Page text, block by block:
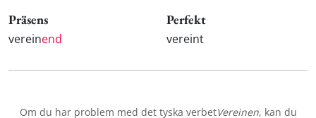
Präsens
vereinend
Perfekt
vereint
Om du har problem med det tyska verbetVereinen, kan du